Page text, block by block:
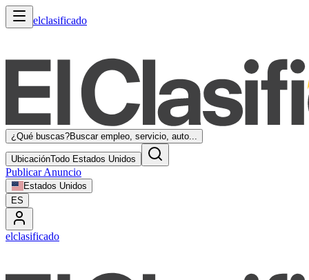
elclasificado
¿Qué buscas?Buscar empleo, servicio, auto...
UbicaciónTodo Estados Unidos
Publicar Anuncio
Estados Unidos
ES
elclasificado